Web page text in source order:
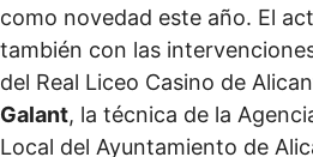
como novedad este año. El
también con las
del Real Liceo Casino de
Galant, la técnica de la
Local del Ayuntamiento de